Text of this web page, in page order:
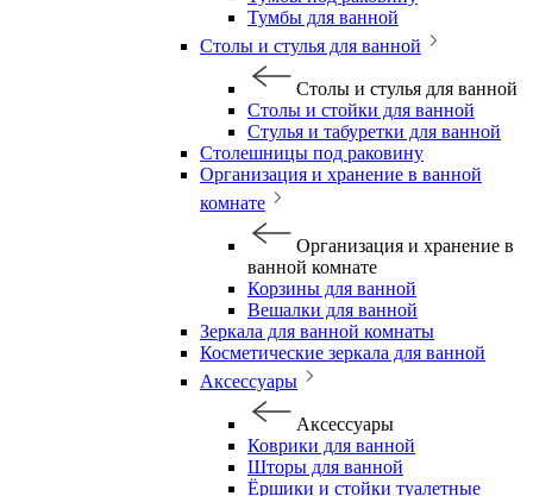
Тумбы для ванной
Столы и стулья для ванной
Столы и стулья для ванной
Столы и стойки для ванной
Стулья и табуретки для ванной
Столешницы под раковину
Организация и хранение в ванной
комнате
Организация и хранение в
ванной комнате
Корзины для ванной
Вешалки для ванной
Зеркала для ванной комнаты
Косметические зеркала для ванной
Аксессуары
Аксессуары
Коврики для ванной
Шторы для ванной
Ёршики и стойки туалетные